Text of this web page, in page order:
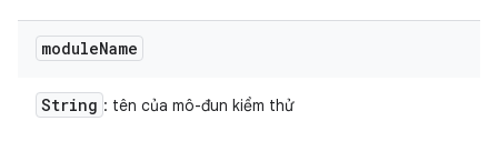
moduleName
String : tên của mô-đun kiểm thử